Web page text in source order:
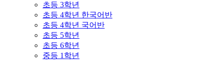
초등 3학년
초등 4학년 한국어반
초등 4학년 국어반
초등 5학년
초등 6학년
중등 1학년